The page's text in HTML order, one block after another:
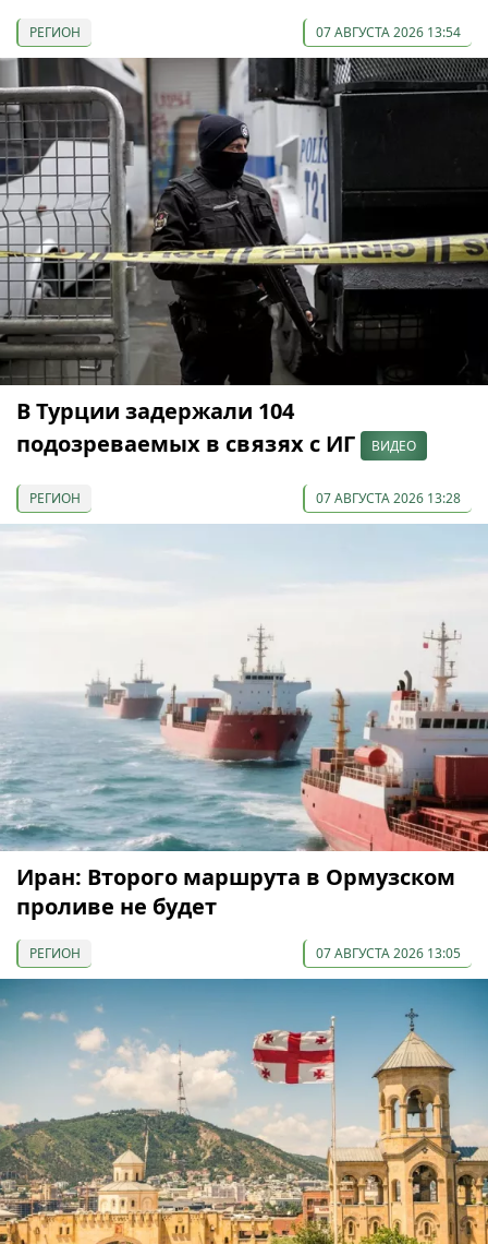
РЕГИОН 07 АВГУСТА 2026 13:54
В Турции задержали 104
подозреваемых в связях с ИГ
ВИДЕО
РЕГИОН 07 АВГУСТА 2026 13:28
Иран: Второго маршрута в Ормузском
проливе не будет
РЕГИОН 07 АВГУСТА 2026 13:05